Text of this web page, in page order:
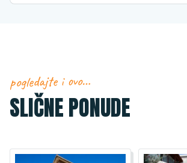
pogledajte i ovo…
SLIČNE PONUDE